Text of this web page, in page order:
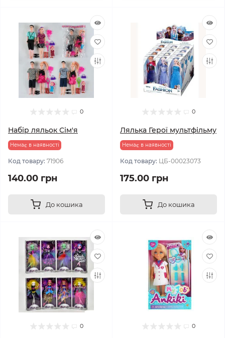
0
Набір ляльок Сім'я
Немає в наявності
Код товару: 71906
140.00 грн
До кошика
0
Лялька Герої мультфільму
Немає в наявності
Код товару: ЦБ-00023073
175.00 грн
До кошика
0 0